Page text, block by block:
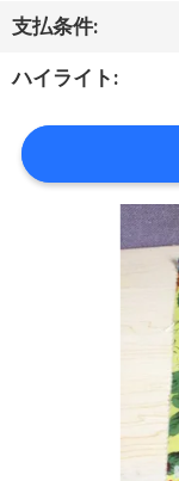
報
会
社
支払条件:
ハイライト: